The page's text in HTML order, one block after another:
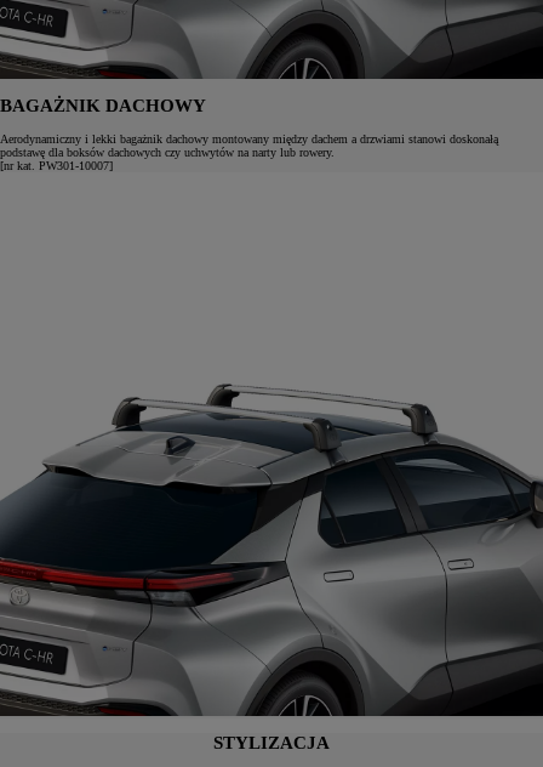
BAGAŻNIK DACHOWY
Aerodynamiczny i lekki bagażnik dachowy montowany między dachem a drzwiami stanowi doskonałą
podstawę dla boksów dachowych czy uchwytów na narty lub rowery.
[nr kat. PW301-10007]
STYLIZACJA